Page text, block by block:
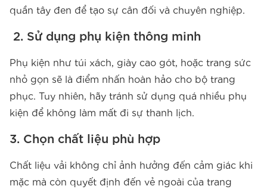
quần tây đen để tạo sự cân đối và chuyên nghiệp.
2. Sử dụng phụ kiện thông minh
Phụ kiện như túi xách, giày cao gót, hoặc trang sức
nhỏ gọn sẽ là điểm nhấn hoàn hảo cho bộ trang
phục. Tuy nhiên, hãy tránh sử dụng quá nhiều phụ
kiện để không làm mất đi sự thanh lịch.
3. Chọn chất liệu phù hợp
Chất liệu vải không chỉ ảnh hưởng đến cảm giác khi
mặc mà còn quyết định đến vẻ ngoài của trang